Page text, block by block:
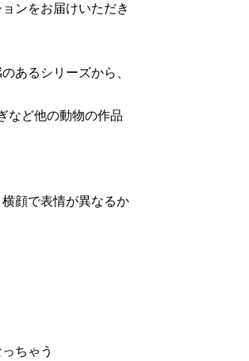
ンをお届けいただき
あるシリーズから、
など他の動物の作品
顔で表情が異なるか
ちゃう